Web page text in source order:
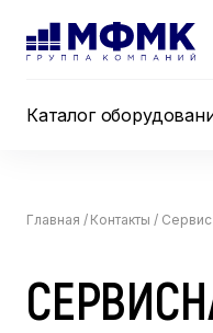
Каталог
Главная / Контакты / Сервис